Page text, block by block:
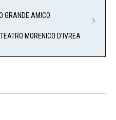
GRANDE AMICO
MORENICO D’IVREA